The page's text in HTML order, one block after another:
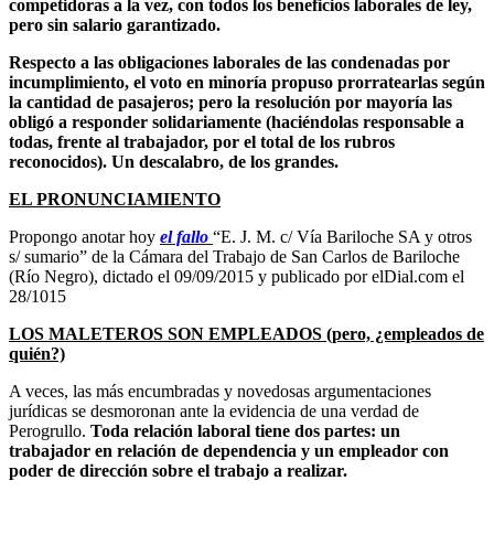
competidoras a la vez, con todos los beneficios laborales de ley,
pero sin salario garantizado.
Respecto a las obligaciones laborales de las condenadas por
incumplimiento, el voto en minoría propuso prorratearlas según
la cantidad de pasajeros; pero la resolución por mayoría las
obligó a responder solidariamente (haciéndolas responsable a
todas, frente al trabajador, por el total de los rubros
reconocidos). Un descalabro, de los grandes.
EL PRONUNCIAMIENTO
Propongo anotar hoy el fallo “E. J. M. c/ Vía Bariloche SA y otros
s/ sumario” de la Cámara del Trabajo de San Carlos de Bariloche
(Río Negro), dictado el 09/09/2015 y publicado por elDial.com el
28/1015
LOS MALETEROS SON EMPLEADOS (pero, ¿empleados de
quién?)
A veces, las más encumbradas y novedosas argumentaciones
jurídicas se desmoronan ante la evidencia de una verdad de
Perogrullo. Toda relación laboral tiene dos partes: un
trabajador en relación de dependencia y un empleador con
poder de dirección sobre el trabajo a realizar.